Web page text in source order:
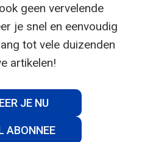
geen vervelende
je snel en eenvoudig
tot vele duizenden
artikelen!
JE NU
ABONNEE